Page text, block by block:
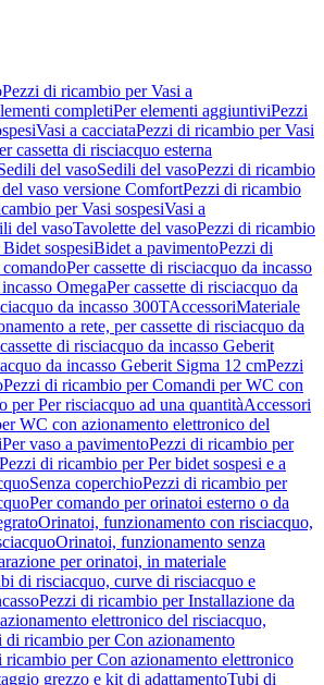
Pezzi di ricambio per Vasi a
completiPer elementi aggiuntiviPezzi
Vasi a cacciataPezzi di ricambio per Vasi
cassetta di risciacquo esterna
del vasoSedili del vasoPezzi di ricambio
vaso versione ComfortPezzi di ricambio
per Vasi sospesiVasi a
del vasoTavolette del vasoPezzi di ricambio
sospesiBidet a pavimentoPezzi di
Per cassette di risciacquo da incasso
OmegaPer cassette di risciacquo da
da incasso 300TAccessoriMateriale
a rete, per cassette di risciacquo da
di risciacquo da incasso Geberit
da incasso Geberit Sigma 12 cmPezzi
Pezzi di ricambio per Comandi per WC con
per Per risciacquo ad una quantitàAccessori
WC con azionamento elettronico del
Per vaso a pavimentoPezzi di ricambio per
Pezzi di ricambio per Per bidet sospesi e a
Senza coperchioPezzi di ricambio per
Per comando per orinatoi esterno o da
Orinatoi, funzionamento con risciacquo,
Orinatoi, funzionamento senza
per orinatoi, in materiale
di risciacquo, curve di risciacquo e
Pezzi di ricambio per Installazione da
elettronico del risciacquo,
di ricambio per Con azionamento
ricambio per Con azionamento elettronico
grezzo e kit di adattamentoTubi di